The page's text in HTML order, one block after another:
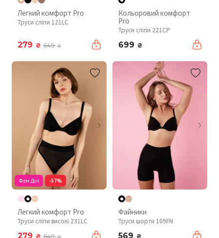
Легкий комфорт Pro
Труси сліпи 121LC
279 ₴ 649₴
Кольоровий комфорт
Pro
Труси сліпи 221CP
699 ₴
Фан Дні -57%
Легкий комфорт Pro
Труси сліпи високі 231LC
279 ₴ 649₴
Файники
Труси шорти 109FN
569 ₴